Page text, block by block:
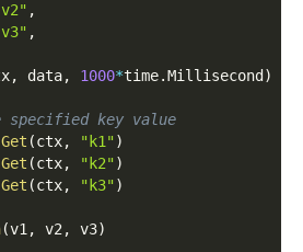
,
,
, data, 1000*time.Millisecond )
specified key value
Get (ctx, "k1")
Get (ctx, "k2")
Get (ctx, "k3")
(v1, v2, v3)